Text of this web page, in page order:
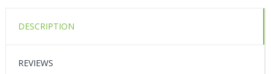
DESCRIPTION
REVIEWS